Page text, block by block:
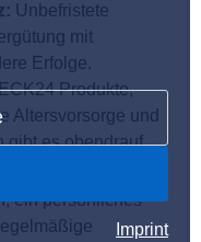
Imprint
Unbefristete
mit
Erfolge.
Produkte,
Altersvorsorge und
gibt es obendrauf
Förderung
ein persönliches